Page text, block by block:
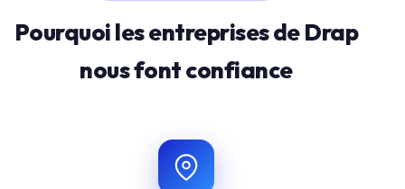
Pourquoi les entreprises de Drap
nous font confiance